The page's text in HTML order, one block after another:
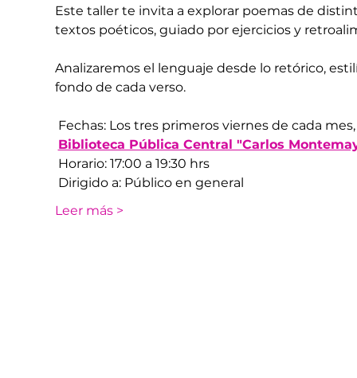
Este taller te invita a explorar poemas de
textos poéticos, guiado por ejercicios y
Analizaremos el lenguaje desde lo retórico,
fondo de cada verso.
Fechas: Los tres primeros viernes de cada
Biblioteca Pública Central "Carlos
Horario: 17:00 a 19:30 hrs
Dirigido a: Público en general
Leer más >